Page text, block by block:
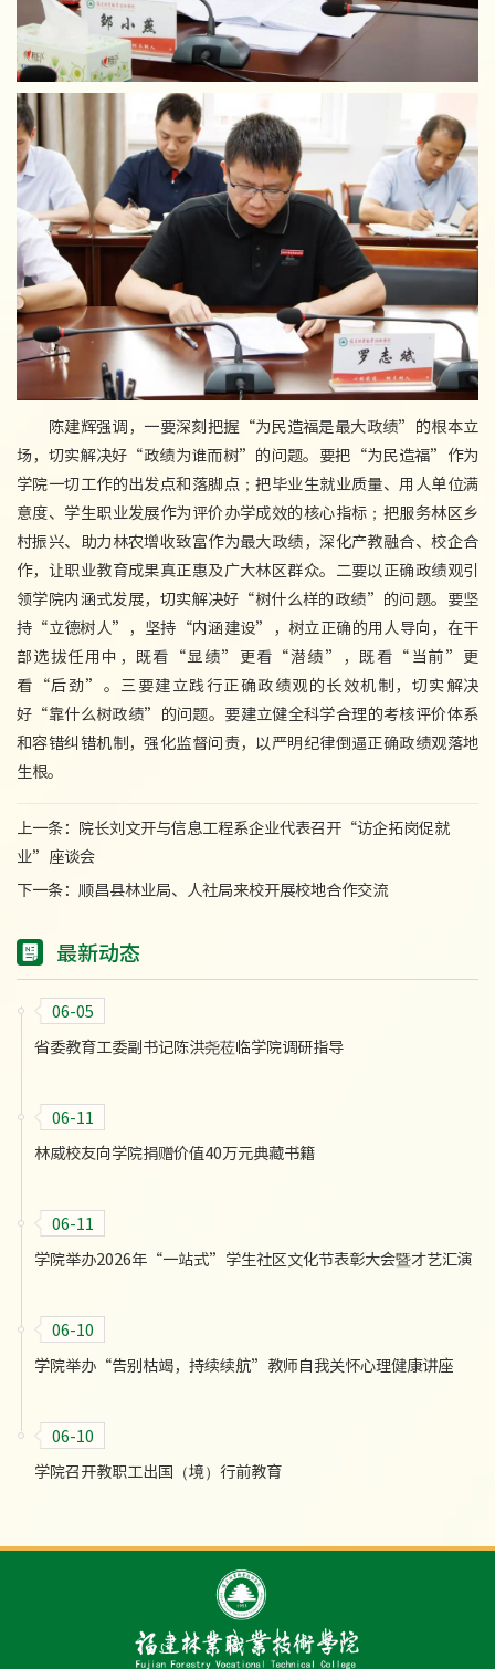
陈建辉强调，一要深刻把握“为民造福是最大政绩”的根本立
场，切实解决好“政绩为谁而树”的问题。要把“为民造福”作为
学院一切工作的出发点和落脚点；把毕业生就业质量、用人单位满
意度、学生职业发展作为评价办学成效的核心指标；把服务林区乡
村振兴、助力林农增收致富作为最大政绩，深化产教融合、校企合
作，让职业教育成果真正惠及广大林区群众。二要以正确政绩观引
领学院内涵式发展，切实解决好“树什么样的政绩”的问题。要坚
持“立德树人”，坚持“内涵建设”，树立正确的用人导向，在干
部选拔任用中，既看“显绩”更看“潜绩”，既看“当前”更
看“后劲”。三要建立践行正确政绩观的长效机制，切实解决
好“靠什么树政绩”的问题。要建立健全科学合理的考核评价体系
和容错纠错机制，强化监督问责，以严明纪律倒逼正确政绩观落地
生根。
上一条： 院长刘文开与信息工程系企业代表召开“访企拓岗促就
业”座谈会
下一条： 顺昌县林业局、人社局来校开展校地合作交流
最新动态
06-05
省委教育工委副书记陈洪尧莅临学院调研指导
06-11
林威校友向学院捐赠价值40万元典藏书籍
06-11
学院举办2026年“一站式”学生社区文化节表彰大会暨才艺汇演
06-10
学院举办“告别枯竭，持续续航”教师自我关怀心理健康讲座
06-10
学院召开教职工出国（境）行前教育